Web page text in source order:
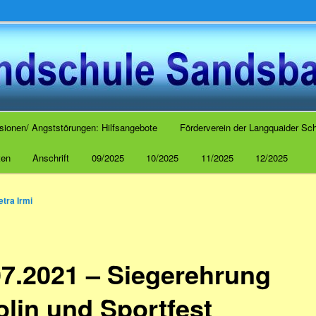
Angststörungen: Hilfsangebote Förderverein der Langquaider
Anschrift 09/2025 10/2025 11/2025 12/2025
– Siegerehrung
und Sportfest
Irmi